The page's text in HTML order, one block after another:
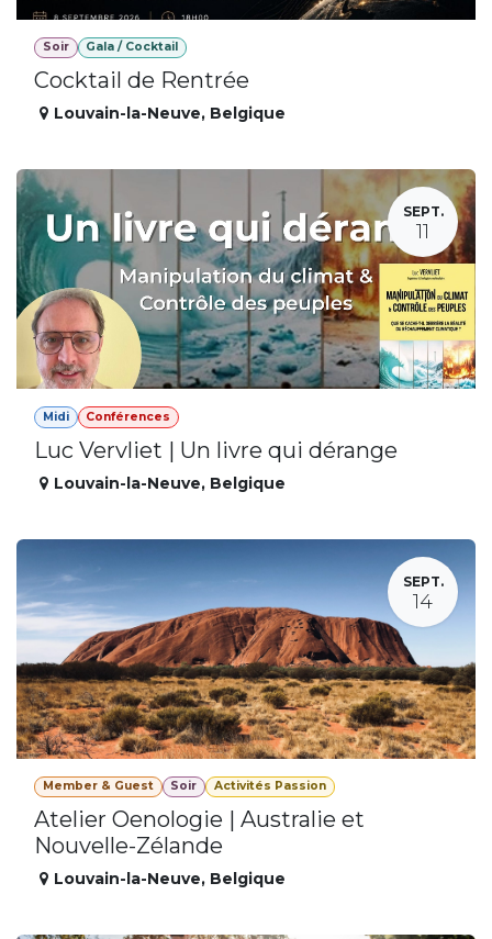
Soir Gala / Cocktail
Cocktail de Rentrée
Louvain-la-Neuve, Belgique
SEPT.
11
Midi Conférences
Luc Vervliet | Un livre qui dérange
Louvain-la-Neuve, Belgique
SEPT.
14
Member & Guest Soir Activités Passion
Atelier Oenologie | Australie et
Nouvelle-Zélande
Louvain-la-Neuve, Belgique